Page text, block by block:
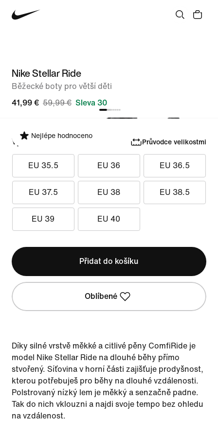
Nike Stellar Ride
Běžecké boty pro větší děti
41,99 € 59,99 € Sleva 30
Nejlépe hodnoceno
Vyber velikost Průvodce velikostmi
EU 35.5 EU 36 EU 36.5
EU 37.5 EU 38 EU 38.5
EU 39 EU 40
Přidat do košíku
Oblíbené
Díky silné vrstvě měkké a citlivé pěny ComfiRide je
model Nike Stellar Ride na dlouhé běhy přímo
stvořený. Síťovina v horní části zajišťuje prodyšnost,
kterou potřebuješ pro běhy na dlouhé vzdálenosti.
Polstrovaný nízký lem je měkký a senzačně padne.
Tak do nich vklouzni a najdi svoje tempo bez ohledu
na vzdálenost.